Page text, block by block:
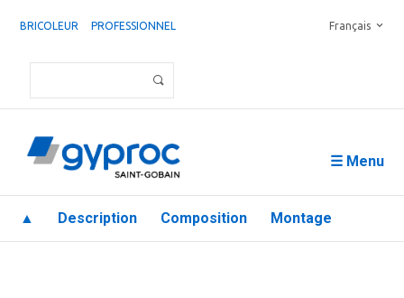
BRICOLEUR PROFESSIONNEL Français
☰ Menu
▲ Description Composition Montage